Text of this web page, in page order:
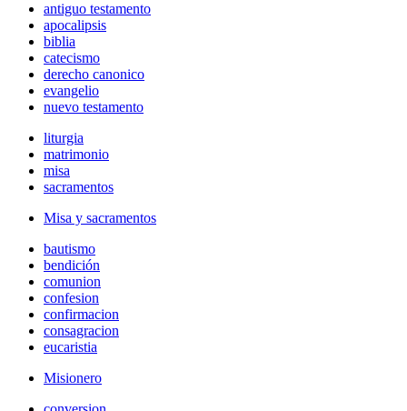
antiguo testamento
apocalipsis
biblia
catecismo
derecho canonico
evangelio
nuevo testamento
liturgia
matrimonio
misa
sacramentos
Misa y sacramentos
bautismo
bendición
comunion
confesion
confirmacion
consagracion
eucaristia
Misionero